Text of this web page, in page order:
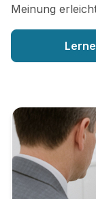
Meinung